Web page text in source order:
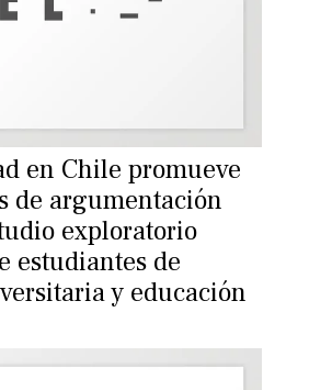
en Chile promueve
de argumentación
exploratorio
estudiantes de
y educación